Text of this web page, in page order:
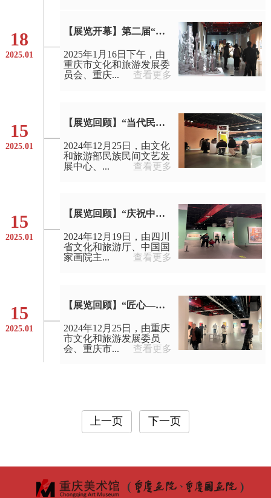
18
2025.01
【展览开幕】第二届“新时代 新征程 新重庆——全国名家画重庆”美术作品邀请展在重庆美术馆开幕
2025年1月16日下午，由
重庆市文化和旅游发展委
员会、重庆...
查看更多
15
2025.01
【展览回顾】“当代民间工艺美术青年作品巡展”圆满举办
2024年12月25日，由文化
和旅游部民族民间文艺发
展中心、...
查看更多
15
2025.01
【展览回顾】“庆祝中华人民共和国成立75周年—四川省诗书画院建院40周年成果展”（重庆巡展）圆满举办
2024年12月19日，由四川
省文化和旅游厅、中国国
家画院主...
查看更多
15
2025.01
【展览回顾】“匠心——第三届重庆市工艺美术及非遗展”圆满举办
2024年12月25日，由重庆
市文化和旅游发展委员
会、重庆市...
查看更多
上一页 下一页